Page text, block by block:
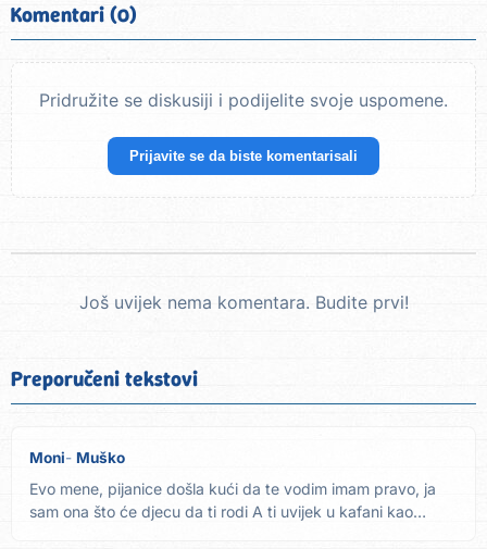
Komentari (0)
Pridružite se diskusiji i podijelite svoje uspomene.
Prijavite se da biste komentarisali
Još uvijek nema komentara. Budite prvi!
Preporučeni tekstovi
Moni Muško
Evo mene, pijanice došla kući da te vodim imam pravo, ja
sam ona što će djecu da ti rodi A ti uvijek u kafani kao